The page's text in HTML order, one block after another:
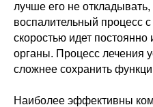
лучше его не откладывать,
воспалительный процесс
скоростью идет постоянно
органы. Процесс лечения
сложнее сохранить
Наиболее эффективны